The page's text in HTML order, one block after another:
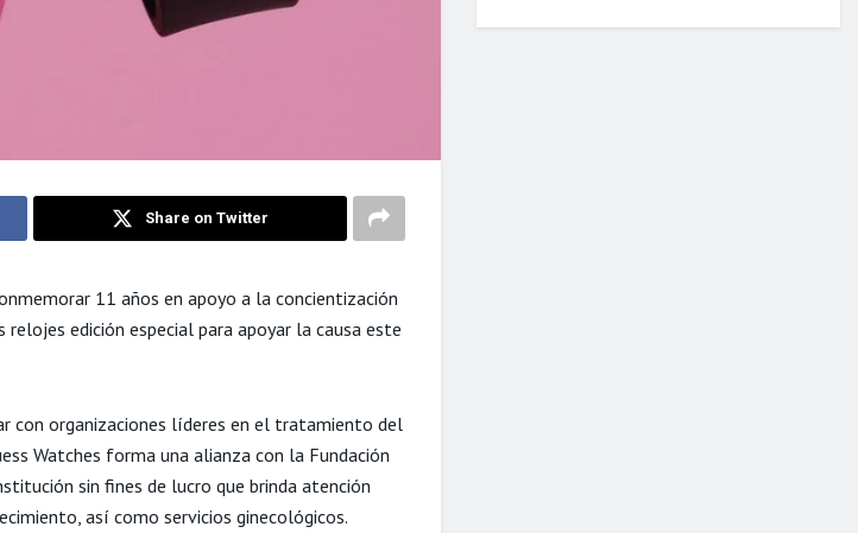
Share on Twitter
11 años en apoyo a la concientización
relojes edición especial para apoyar la causa este
con organizaciones líderes en el tratamiento del
Watches forma una alianza con la Fundación
sin fines de lucro que brinda atención
así como servicios ginecológicos.